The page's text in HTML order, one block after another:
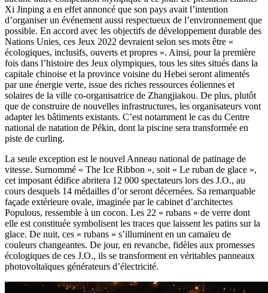
Xi Jinping a en effet annoncé que son pays avait l’intention
d’organiser un événement aussi respectueux de l’environnement que
possible. En accord avec les objectifs de développement durable des
Nations Unies, ces Jeux 2022 devraient selon ses mots être «
écologiques, inclusifs, ouverts et propres ». Ainsi, pour la première
fois dans l’histoire des Jeux olympiques, tous les sites situés dans la
capitale chinoise et la province voisine du Hebei seront alimentés
par une énergie verte, issue des riches ressources éoliennes et
solaires de la ville co-organisatrice de Zhangjiakou. De plus, plutôt
que de construire de nouvelles infrastructures, les organisateurs vont
adapter les bâtiments existants. C’est notamment le cas du Centre
national de natation de Pékin, dont la piscine sera transformée en
piste de curling.
La seule exception est le nouvel Anneau national de patinage de
vitesse. Surnommé « The Ice Ribbon », soit « Le ruban de glace »,
cet imposant édifice abritera 12 000 spectateurs lors des J.O., au
cours desquels 14 médailles d’or seront décernées. Sa remarquable
façade extérieure ovale, imaginée par le cabinet d’architectes
Populous, ressemble à un cocon. Les 22 « rubans » de verre dont
elle est constituée symbolisent les traces que laissent les patins sur la
glace. De nuit, ces « rubans » s’illuminent en un camaïeu de
couleurs changeantes. De jour, en revanche, fidèles aux promesses
écologiques de ces J.O., ils se transforment en véritables panneaux
photovoltaïques générateurs d’électricité.